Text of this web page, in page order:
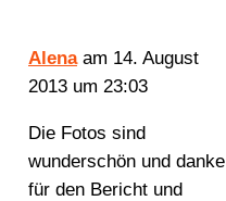
Alena am 14. August
2013 um 23:03
Die Fotos sind
wunderschön und danke
für den Bericht und